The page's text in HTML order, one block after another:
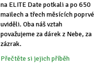
na ELITE Date potkali a po 650
mailech a třech měsících poprvé
uviděli. Oba náš vztah
považujeme za dárek z Nebe, za
zázrak.
Přečtěte si jejich příběh